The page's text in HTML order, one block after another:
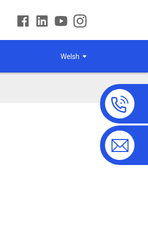
Welsh